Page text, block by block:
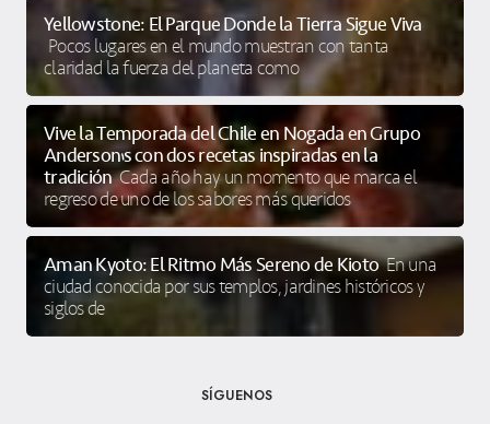
Yellowstone: El Parque Donde la Tierra Sigue Viva
Pocos lugares en el mundo muestran con tanta
claridad la fuerza del planeta como
Vive la Temporada del Chile en Nogada en Grupo
Anderson’s con dos recetas inspiradas en la
tradición Cada año hay un momento que marca el
regreso de uno de los sabores más queridos
Aman Kyoto: El Ritmo Más Sereno de Kioto En una
ciudad conocida por sus templos, jardines históricos y
siglos de
SÍGUENOS